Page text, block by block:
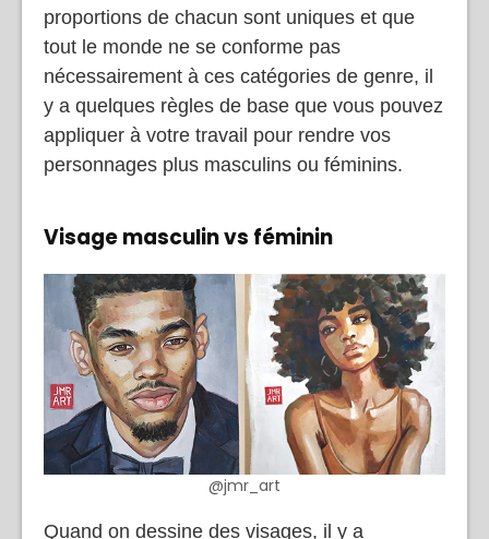
proportions de chacun sont uniques et que
tout le monde ne se conforme pas
nécessairement à ces catégories de genre, il
y a quelques règles de base que vous pouvez
appliquer à votre travail pour rendre vos
personnages plus masculins ou féminins.
Visage masculin vs féminin
@jmr_art
Quand on dessine des visages, il y a